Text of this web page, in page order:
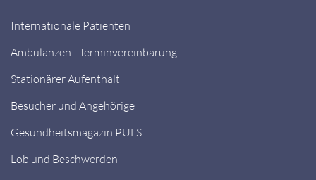
Internationale Patienten
Ambulanzen - Terminvereinbarung
Stationärer Aufenthalt
Besucher und Angehörige
Gesundheitsmagazin PULS
Lob und Beschwerden